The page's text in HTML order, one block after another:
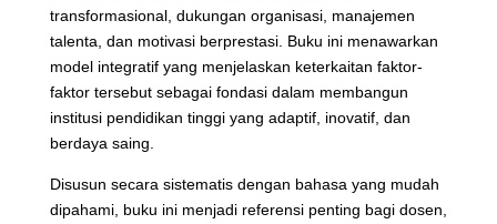
transformasional, dukungan organisasi, manajemen
talenta, dan motivasi berprestasi. Buku ini menawarkan
model integratif yang menjelaskan keterkaitan faktor-
faktor tersebut sebagai fondasi dalam membangun
institusi pendidikan tinggi yang adaptif, inovatif, dan
berdaya saing.
Disusun secara sistematis dengan bahasa yang mudah
dipahami, buku ini menjadi referensi penting bagi dosen,